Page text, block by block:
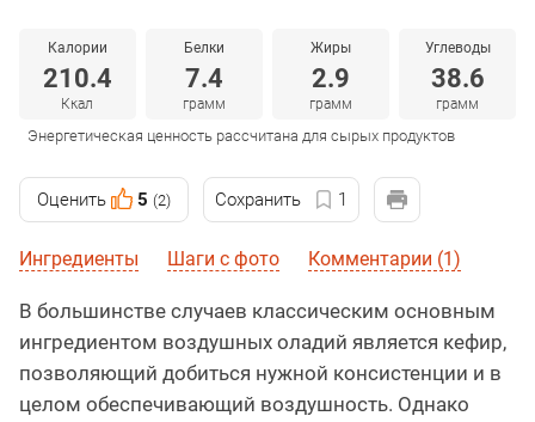
Калории
210.4
Ккал
Белки
7.4
грамм
Жиры
2.9
грамм
Углеводы
38.6
грамм
Энергетическая ценность рассчитана для сырых продуктов
Оценить 5 (2) Сохранить 1
Ингредиенты Шаги с фото Комментарии (1)
В большинстве случаев классическим основным
ингредиентом воздушных оладий является кефир,
позволяющий добиться нужной консистенции и в
целом обеспечивающий воздушность. Однако